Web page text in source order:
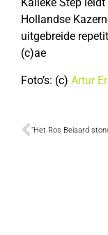
Kalleke Step
Hollandse
uitgebreide
(c)ae
Foto’s: (c) Artur